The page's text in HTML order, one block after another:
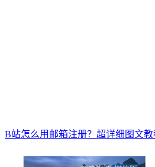
B站怎么用邮箱注册？超详细图文教